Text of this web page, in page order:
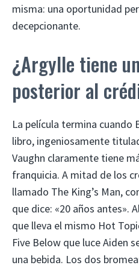
misma: una oportunidad
decepcionante.
¿Argylle tiene
posterior al
La película termina cuando
libro, ingeniosamente
Vaughn claramente tiene
franquicia. A mitad de los
llamado The King’s Man,
que dice: «20 años antes».
que lleva el mismo Hot
Five Below que luce Aiden
una bebida. Los dos